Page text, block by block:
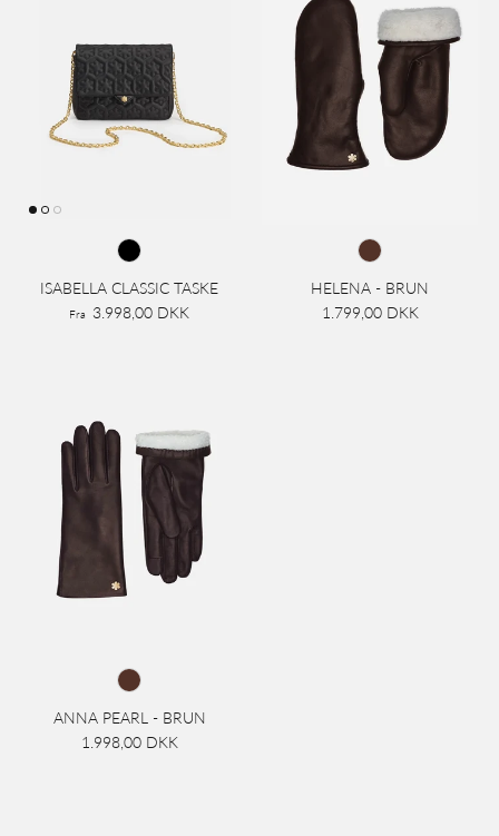
ISABELLA CLASSIC TASKE
Fra 3.998,00 DKK
HELENA - BRUN
1.799,00 DKK
ANNA PEARL - BRUN
1.998,00 DKK